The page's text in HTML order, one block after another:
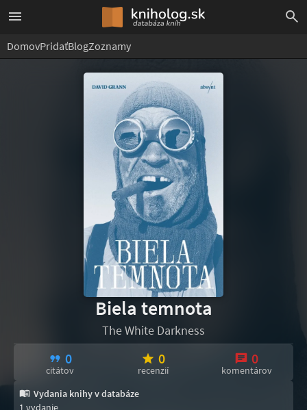
DomovPridaťBlogZoznamy
Biela temnota
The White Darkness
0
citátov
0
recenzií
0
komentárov
Vydania knihy v databáze
1 vydanie